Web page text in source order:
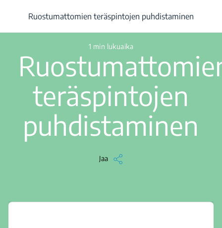
Ruostumattomien teräspintojen puhdistaminen
1 min lukuaika
teräspintojen
puhdistaminen
Jaa
Ruostumattomien teräspintojen puhdistaminen